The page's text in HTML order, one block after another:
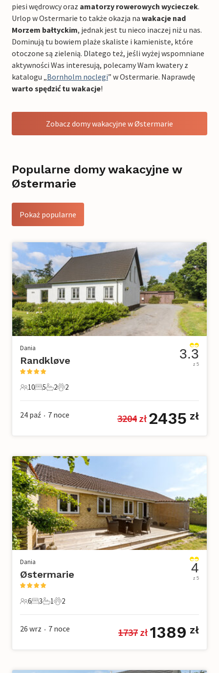
piesi wędrowcy oraz amatorzy rowerowych wycieczek.
Urlop w Ostermarie to także okazja na wakacje nad
Morzem bałtyckim, jednak jest tu nieco inaczej niż u nas.
Dominują tu bowiem plaże skaliste i kamieniste, które
otoczone są zielenią. Dlatego też, jeśli wyżej wspomniane
aktywności Was interesują, polecamy Wam kwatery z
katalogu „ Bornholm noclegi” w Ostermarie. Naprawdę
warto spędzić tu wakacje!
Zobacz domy wakacyjne w Østermarie
Popularne domy wakacyjne w
Østermarie
Pokaż popularne
Dania
Randkløve
10 Goście
10
5 Sypialnie
5
2 Łazienki
2
2 Zwierzęta domowe
2
3.3
z 5
24 paź • 7 noce 3204 zł 2435 zł
Dania
Østermarie
6 Goście
6
3 Sypialnie
3
1 Łazienka
1
2 Zwierzęta domowe
2
4
z 5
26 wrz • 7 noce 1737 zł 1389 zł